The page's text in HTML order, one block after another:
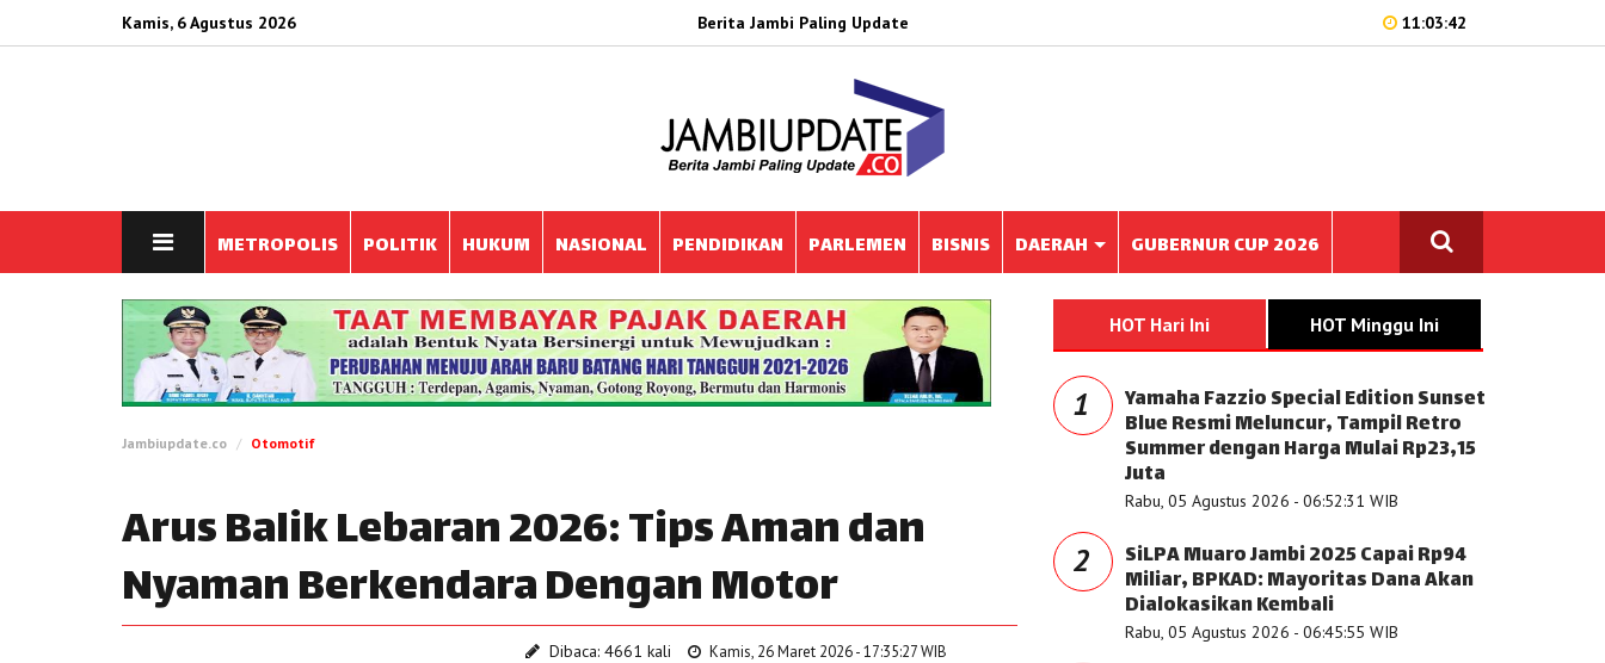
Kamis, 6 Agustus 2026 Berita Jambi Paling Update 11:03:42
METROPOLIS POLITIK HUKUM NASIONAL PENDIDIKAN PARLEMEN BISNIS DAERAH GUBERNUR CUP 2026
Jambiupdate.co Otomotif
Arus Balik Lebaran 2026: Tips Aman dan
Nyaman Berkendara Dengan Motor
Dibaca: 4661 kali Kamis, 26 Maret 2026 - 17:35:27 WIB
HOT Hari Ini HOT Minggu Ini
1 Yamaha Fazzio Special Edition Sunset
Blue Resmi Meluncur, Tampil Retro
Summer dengan Harga Mulai Rp23,15
Juta
Rabu, 05 Agustus 2026 - 06:52:31 WIB
2 SiLPA Muaro Jambi 2025 Capai Rp94
Miliar, BPKAD: Mayoritas Dana Akan
Dialokasikan Kembali
Rabu, 05 Agustus 2026 - 06:45:55 WIB